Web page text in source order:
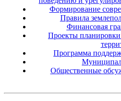
Формирование
Правила
Финансовая
Проекты
Программа
Общественные